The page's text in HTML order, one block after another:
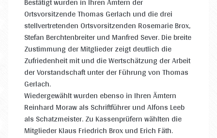
Ortsvorsitzende Thomas Gerlach und die drei
stellvertretenden Ortsvorsitzenden Rosemarie Brox,
Stefan Berchtenbreiter und Manfred Sever. Die breite
Zustimmung der Mitglieder zeigt deutlich die
Zufriedenheit mit und die Wertschätzung der Arbeit
der Vorstandschaft unter der Führung von Thomas
Gerlach.
Wiedergewählt wurden ebenso in Ihren Ämtern
Reinhard Moraw als Schriftführer und Alfons Leeb
als Schatzmeister. Zu Kassenprüfern wählten die
Mitglieder Klaus Friedrich Brox und Erich Fäth.